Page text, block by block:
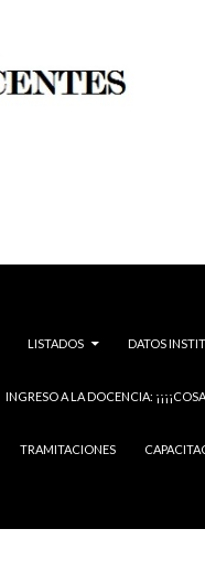
LISTADOS DATOS
INGRESO A LA DOCENCIA:
TRAMITACIONES